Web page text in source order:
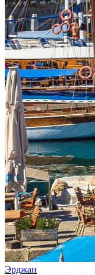
Эрджан